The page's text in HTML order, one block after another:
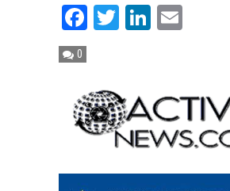
Facebook
TwitterLinkedIn
0